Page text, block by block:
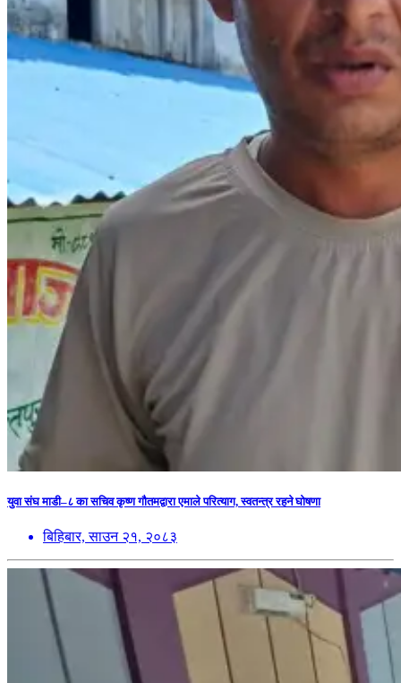
युवा संघ माडी–८ का सचिव कृष्ण गौतमद्वारा एमाले परित्याग, स्वतन्त्र रहने घोषणा
बिहिबार, साउन २१, २०८३